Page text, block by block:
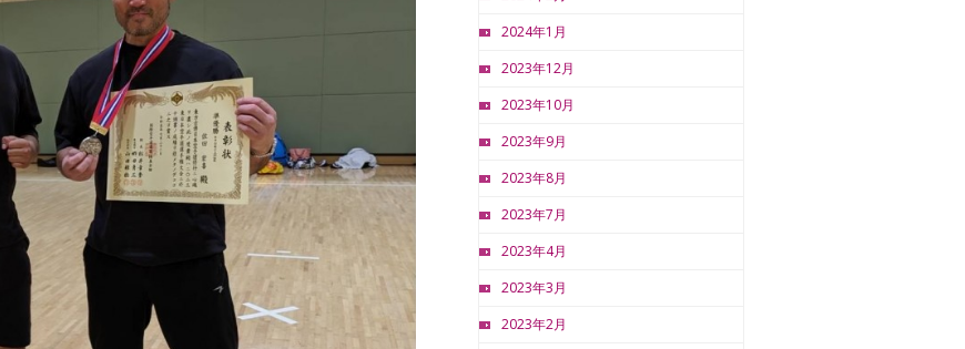
2024年1月
2023年12月
2023年10月
2023年9月
2023年8月
2023年7月
2023年4月
2023年3月
2023年2月